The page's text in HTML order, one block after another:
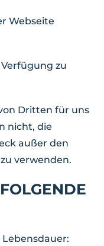
Webseite
zu
Dritten für uns
nicht, die
außer den
verwenden.